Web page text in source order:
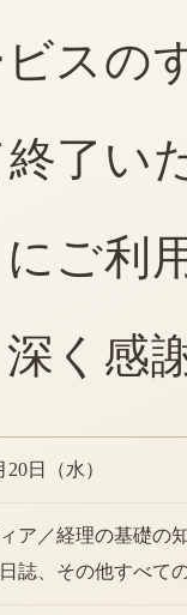
スの
了い
ご利
く感
20日（水）
ア／経理の基礎の
誌、その他すべて